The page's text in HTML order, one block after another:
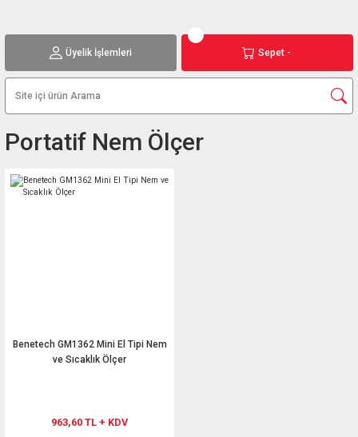
Üyelik İşlemleri Sepet -
Portatif Nem Ölçer
Benetech GM1362 Mini El Tipi Nem
ve Sıcaklık Ölçer
963,60 TL + KDV